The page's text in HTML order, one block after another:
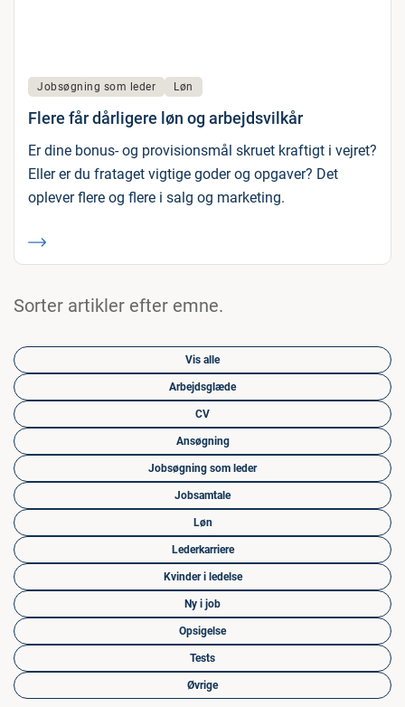
Jobsøgning som leder Løn
Flere får dårligere løn og arbejdsvilkår
Er dine bonus- og provisionsmål skruet kraftigt i vejret?
Eller er du frataget vigtige goder og opgaver? Det
oplever flere og flere i salg og marketing.
Sorter artikler efter emne.
Vis alle
Arbejdsglæde
CV
Ansøgning
Jobsøgning som leder
Jobsamtale
Løn
Lederkarriere
Kvinder i ledelse
Ny i job
Opsigelse
Tests
Øvrige